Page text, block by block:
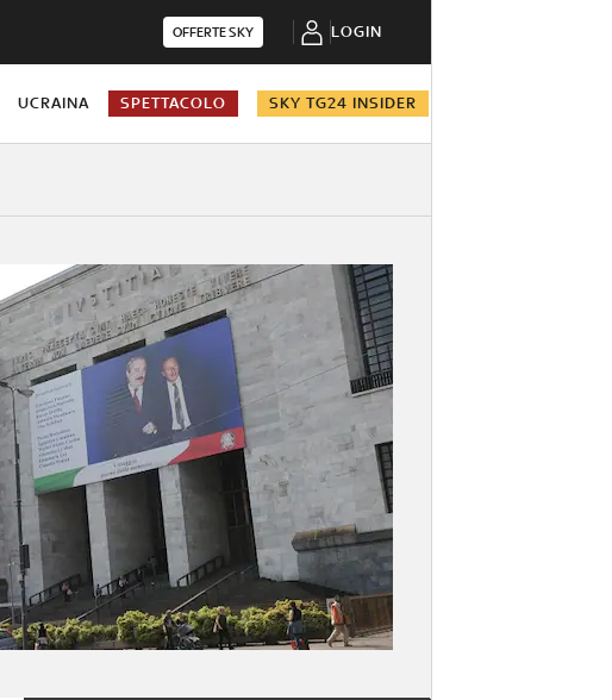
OFFERTE SKY LOGIN
UCRAINA SPETTACOLO SKY TG24 INSIDER